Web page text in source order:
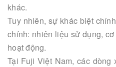
khác.
Tuy nhiên, sự khác biệt
chính: nhiên liệu sử dụng,
hoạt động.
Tại Fuji Việt Nam, các dòng